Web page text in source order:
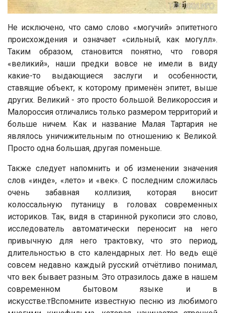
Не исключено, что само слово «могучий» эпитетного
происхождения и означает «сильный, как могулл».
Таким образом, становится понятно, что говоря
«великий», наши предки вовсе не имели в виду
какие-то выдающиеся заслуги и особенности,
ставящие объект, к которому применён эпитет, выше
других. Великий - это просто большой. Великороссия и
Малороссия отличались только размером территорий и
больше ничем. Как и название Малая Тартария не
являлось уничижительным по отношению к Великой.
Просто одна большая, другая поменьше.
Также следует напомнить и об изменении значения
слов «инде», «лето» и «век». С последним сложилась
очень забавная коллизия, которая вносит
колоссальную путаницу в головах современных
историков. Так, видя в старинной рукописи это слово,
исследователь автоматически переносит на него
привычную для него трактовку, что это период,
длительностью в сто календарных лет. Но ведь ещё
совсем недавно каждый русский отчётливо понимал,
что век бывает разным. Это отразилось даже в нашем
современном бытовом языке и в
искусстве.тВспомните известную песню из любимого